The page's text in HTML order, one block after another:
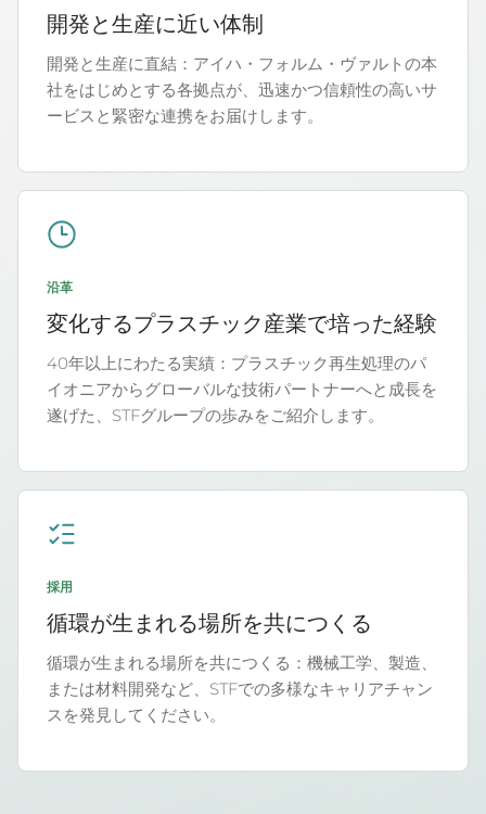
開発と生産に近い体制
開発と生産に直結：アイハ・フォルム・ヴァルトの本
社をはじめとする各拠点が、迅速かつ信頼性の高いサ
ービスと緊密な連携をお届けします。
沿革
変化するプラスチック産業で培った経験
40年以上にわたる実績：プラスチック再生処理のパ
イオニアからグローバルな技術パートナーへと成長を
遂げた、STFグループの歩みをご紹介します。
採用
循環が生まれる場所を共につくる
循環が生まれる場所を共につくる：機械工学、製造、
または材料開発など、STFでの多様なキャリアチャン
スを発見してください。